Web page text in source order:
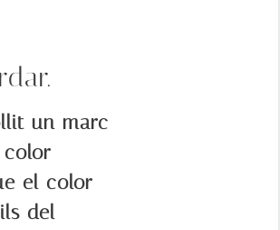
un marc
el color
del